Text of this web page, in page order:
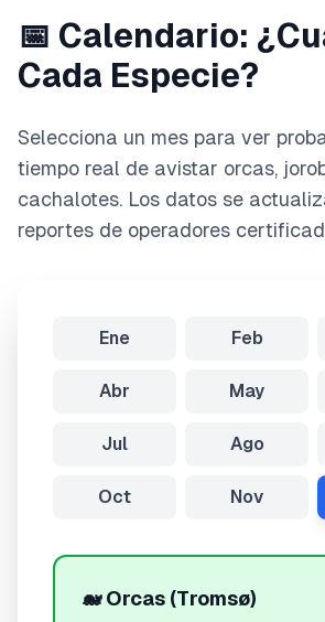
📅 Calendario:
Cada Especie?
Selecciona un mes para ver
tiempo real de avistar orcas,
cachalotes. Los datos se
reportes de operadores
Ene Feb
Abr May
Jul Ago
Oct Nov
🐋 Orcas (Tromsø)